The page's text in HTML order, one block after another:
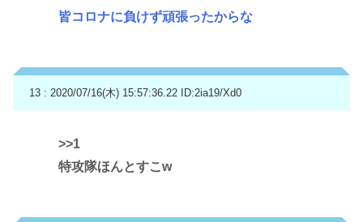
皆コロナに負けず頑張ったからな
13 : 2020/07/16(木) 15:57:36.22 ID:2ia19/Xd0
>>1
特攻隊ほんとすこw